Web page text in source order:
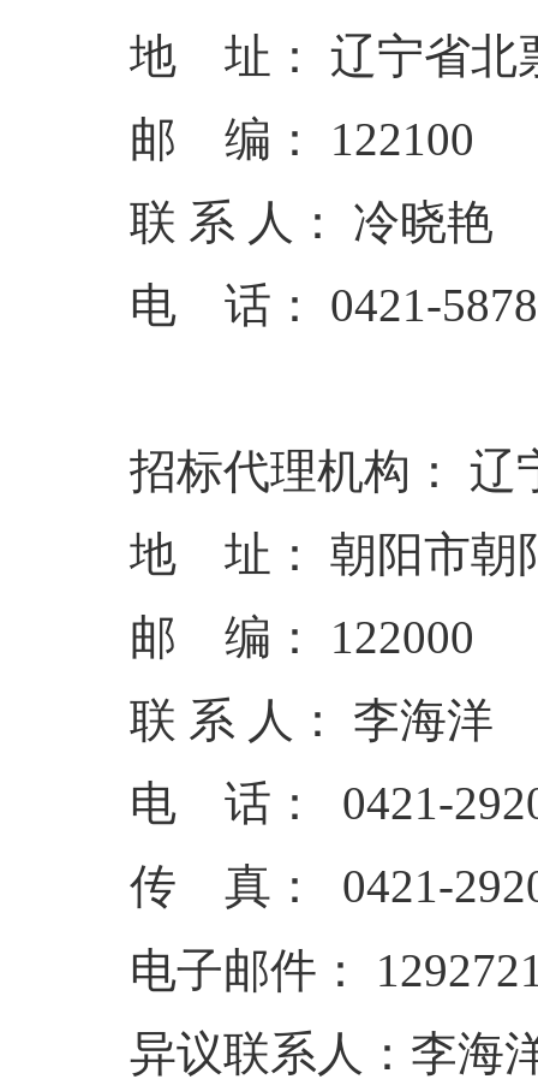
地 址： 辽宁省
邮 编：
联 系 人： 冷
电 话： 0421-
招标代理机构： 辽
地 址： 朝阳市朝
邮 编：
联 系 人： 李
电 话： 0421-
传 真： 0421-
电子邮件：
异议联系人：李海